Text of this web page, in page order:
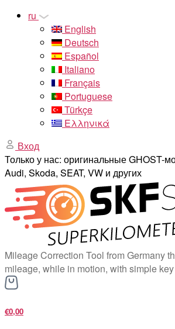
ru
English
Deutsch
Español
Italiano
Français
Portuguese
Türkçe
Ελληνικά
Вход
Только у нас: оригинальные GHOST-
Audi, Skoda, SEAT, VW и других
Mileage Correction Tool from Germany
mileage, while in motion, with simple
€0,00